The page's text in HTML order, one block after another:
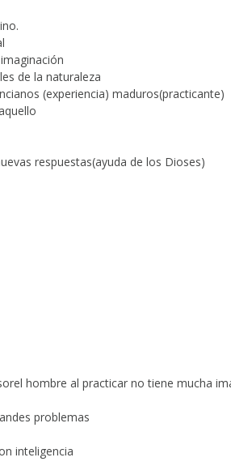
de la naturaleza
(experiencia) maduros(practicante)
respuestas(ayuda de los Dioses)
hombre al practicar no tiene mucha
problemas
inteligencia